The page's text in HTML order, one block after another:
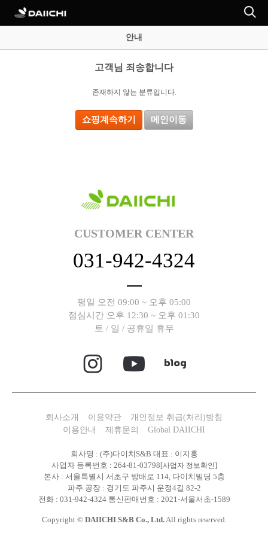
안내
고객님 죄송합니다
존재하지 않는 분류입니다.
쇼핑계속하기 메인이동
CUSTOMER CENTER
031-942-4324
평일 오전 09:00 ~ 오후 05:00
점심시간 오후 12:30 ~ 오후 01:30
토 / 일 / 공휴일 휴무
회사소개 이용약관
개인정보 취급(처리)방침
이용안내
제휴문의 Global DAIICHI
회사명 : (주)다이치S&B 대표 : 이지홍
사업자 등록번호 : 264-81-03798[사업자 정보확인]
본사 : 서울특별시 서초구 방배로 114, 다이치빌딩 5층
파주 공장 : 경기도 파주시 운정4길 82-2
전화 : 031-942-4324 통신판매번호 : 2021-서울서초-1589
Copyright © DAIICHI S&B Co., Ltd.All rights reserved.